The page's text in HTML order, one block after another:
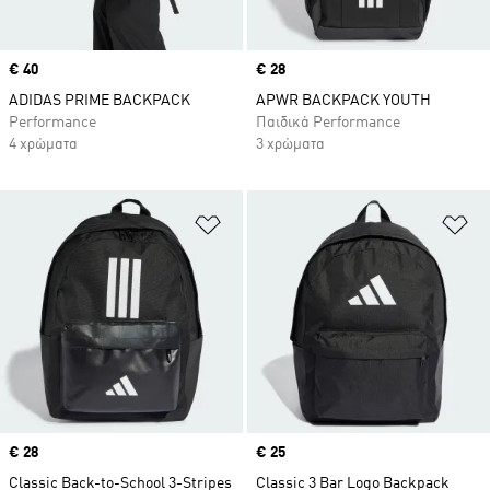
Price
€ 40
ADIDAS PRIME BACKPACK
Performance
4 χρώματα
Price
€ 28
APWR BACKPACK YOUTH
Παιδικά Performance
3 χρώματα
Προσθήκη στη Λίστα Επιθυμιών
Price
€ 28
Classic Back-to-School 3-Stripes
Price
€ 25
Classic 3 Bar Logo Backpack